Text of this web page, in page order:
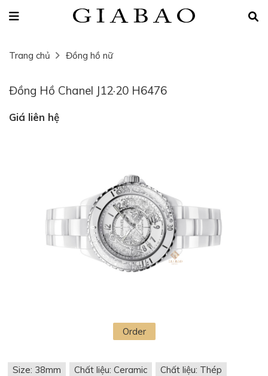
Trang chủ Đồng hồ nữ
Đồng Hồ Chanel J12·20 H6476
Giá liên hệ
Order
Size: 38mm Chất liệu: Ceramic Chất liệu: Thép